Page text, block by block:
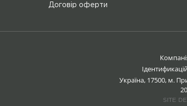
Договір оферти
Україна, 17500, м.
SITE